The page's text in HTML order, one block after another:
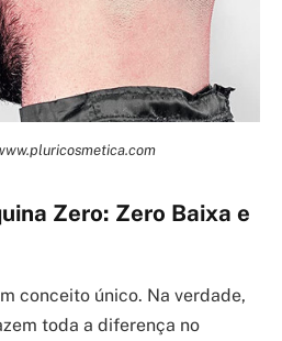
Zero: Zero Baixa e
conceito único. Na verdade,
toda a diferença no